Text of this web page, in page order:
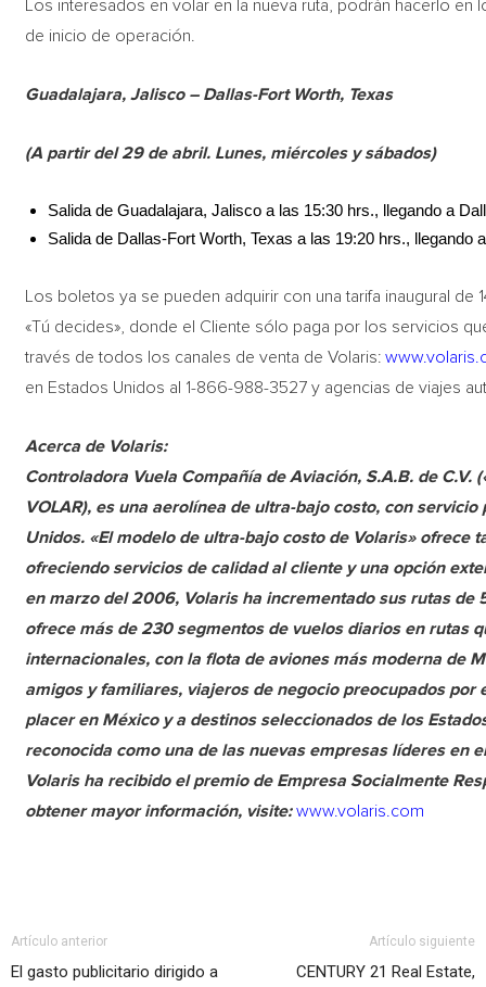
Los interesados en volar en la nueva ruta, podrán hacerlo
de inicio de operación.
Guadalajara, Jalisco – Dallas-Fort Worth, Texas
(A partir del 29 de abril. Lunes, miércoles y sábados)
Salida de Guadalajara, Jalisco a las 15:30 hrs., llegando a
Salida de Dallas-Fort Worth, Texas a las 19:20 hrs., llegando
Los boletos ya se pueden adquirir con una tarifa inaugural
«Tú decides», donde el Cliente sólo paga por los servicios
través de todos los canales de venta de Volaris:
en Estados Unidos al 1-866-988-3527 y agencias de viajes
Acerca de Volaris:
Controladora Vuela Compañía de Aviación, S.A.B. de C.V.
VOLAR), es una aerolínea de ultra-bajo costo, con
Unidos. «El modelo de ultra-bajo costo de Volaris» ofrece
ofreciendo servicios de calidad al cliente y una opción
en marzo del 2006, Volaris ha incrementado sus rutas de
ofrece más de 230 segmentos de vuelos diarios en rutas
internacionales, con la flota de aviones más moderna de
amigos y familiares, viajeros de negocio preocupados
placer en México y a destinos seleccionados de los
reconocida como una de las nuevas empresas líderes en
Volaris ha recibido el premio de Empresa Socialmente
obtener mayor información, visite: www.volaris.com
Artículo anterior
El gasto publicitario dirigido a
Artículo siguiente
CENTURY 21 Real Estate,